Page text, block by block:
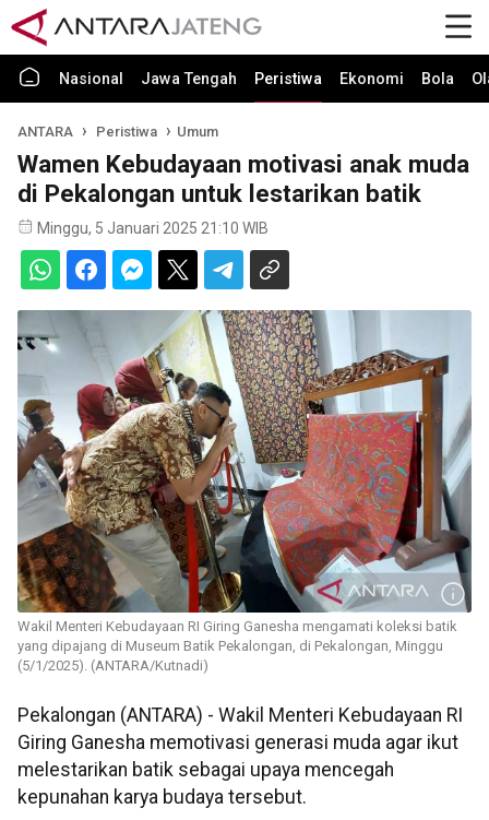
Nasional Jawa Tengah Peristiwa Ekonomi Bola
ANTARA Peristiwa Umum
Wamen Kebudayaan motivasi anak muda
di Pekalongan untuk lestarikan batik
Minggu, 5 Januari 2025 21:10 WIB
Wakil Menteri Kebudayaan RI Giring Ganesha mengamati koleksi batik
yang dipajang di Museum Batik Pekalongan, di Pekalongan, Minggu
(5/1/2025). (ANTARA/Kutnadi)
Pekalongan (ANTARA) - Wakil Menteri Kebudayaan RI
Giring Ganesha memotivasi generasi muda agar ikut
melestarikan batik sebagai upaya mencegah
kepunahan karya budaya tersebut.